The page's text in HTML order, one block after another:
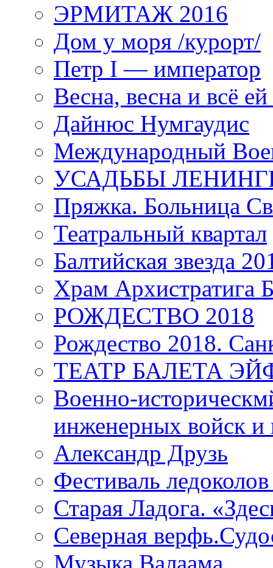
ЭРМИТАЖ 2016
Дом у моря /курорт/
Петр I — император
Весна, весна и всё
Дайнюс Нумгаудис
Международный
УСАДЬБЫ
Пряжка. Больница
Театральный квартал
Балтийская звезда
Храм
РОЖДЕСТВО 2018
Рождество 2018.
ТЕАТР БАЛЕТА
Военно-
инженерных войск и
Александр Друзь
Фестиваль
Старая Ладога.
Северная